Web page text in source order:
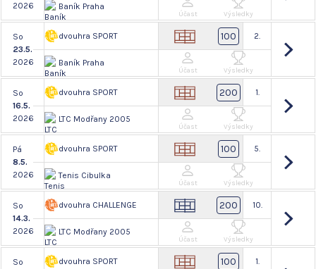
2026
Baník Praha
Účast Výsledky
So
23.5.
2026
dvouhra SPORT
Baník Praha
100 2.
Účast Výsledky
So
16.5.
2026
dvouhra SPORT
LTC Modřany 2005
200 1.
Účast Výsledky
Pá
8.5.
2026
dvouhra SPORT
Tenis Cibulka
100 5.
Účast Výsledky
So
14.3.
2026
dvouhra CHALLENGE
LTC Modřany 2005
200 10.
Účast Výsledky
So
dvouhra SPORT 100 1.